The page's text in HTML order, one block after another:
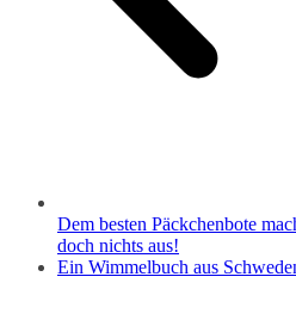
Dem besten Päckchenbote
doch nichts aus!
Ein Wimmelbuch aus